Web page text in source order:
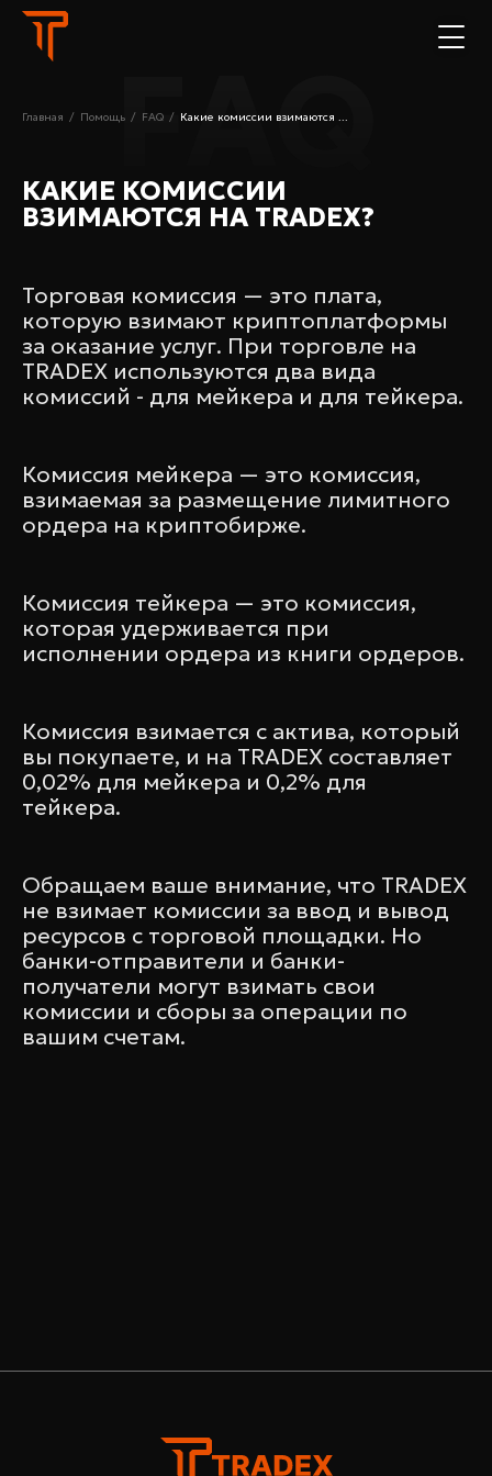
Главная / Помощь / FAQ / Какие комиссии взимаются ...
FAQ
КАКИЕ КОМИССИИ
ВЗИМАЮТСЯ НА TRADEX?
Торговая комиссия — это плата,
которую взимают криптоплатформы
за оказание услуг. При торговле на
TRADEX используются два вида
комиссий - для мейкера и для тейкера.
Комиссия мейкера — это комиссия,
взимаемая за размещение лимитного
ордера на криптобирже.
Комиссия тейкера — это комиссия,
которая удерживается при
исполнении ордера из книги ордеров.
Комиссия взимается с актива, который
вы покупаете, и на TRADEX составляет
0,02% для мейкера и 0,2% для
тейкера.
Обращаем ваше внимание, что TRADEX
не взимает комиссии за ввод и вывод
ресурсов с торговой площадки. Но
банки-отправители и банки-
получатели могут взимать свои
комиссии и сборы за операции по
вашим счетам.